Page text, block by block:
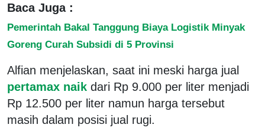
Baca Juga :
Pemerintah Bakal Tanggung Biaya Logistik Minyak
Goreng Curah Subsidi di 5 Provinsi
Alfian menjelaskan, saat ini meski harga jual
pertamax naik dari Rp 9.000 per liter menjadi
Rp 12.500 per liter namun harga tersebut
masih dalam posisi jual rugi.